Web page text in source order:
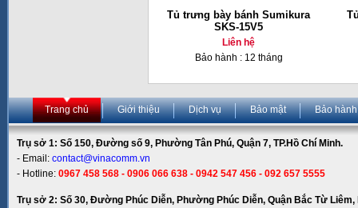
Tủ trưng bày bánh Sumikura
SKS-15V5
Liên hệ
Bảo hành : 12 tháng
Trang chủ Giới thiệu Dịch vụ Bảo mật Bảo hành
Trụ sở 1: Số 150, Đường số 9, Phường Tân Phú, Quận 7, TP.Hồ Chí Minh.
- Email: contact@vinacomm.vn
- Hotline: 0967 458 568 - 0906 066 638 - 0942 547 456 - 092 657 5555
Trụ sở 2: Số 30, Đường Phúc Diễn, Phường Phúc Diễn, Quận Bắc Từ Liêm,